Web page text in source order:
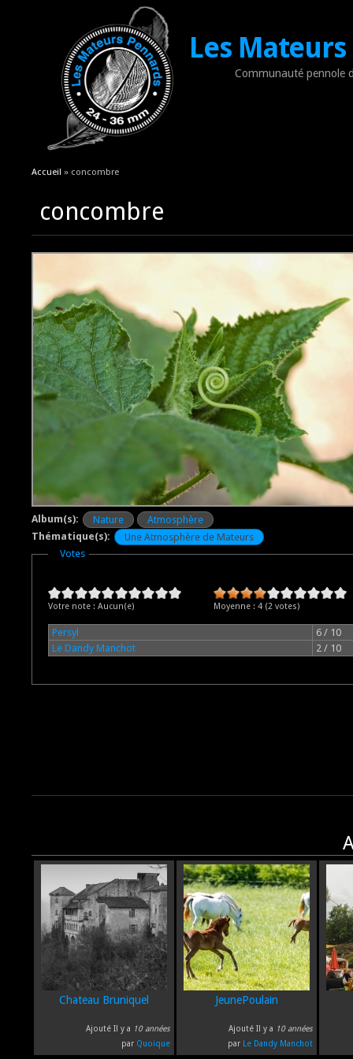
Les
Communauté pennole
Vous êtes ici
Accueil » concombre
concombre
Album(s): Nature
Atmosphère
Thématique(s):
Une Atmosphère de Mateurs
Masquer
Votes
Votre note : Aucun(e) Moyenne : 4 (2votes)
Persyl
6 / 10
Le Dandy Manchot
2 / 10
Chateau Bruniquel
Ajouté Il y a 10 années
par Quoique
JeunePoulain
Ajouté Il y a 10 années
par
Le Dandy Manchot